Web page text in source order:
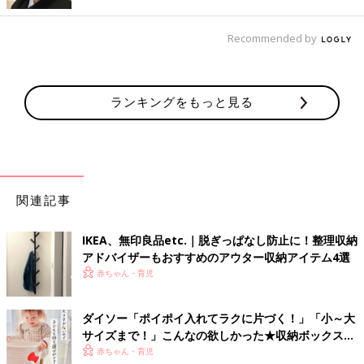
主にケア用品を収納する「ポリプロピレン収納キャリーボック
ス」。細かく仕切られているのでケア用品を分別して収納するの
に最適です。ボトル容器やチューブなどを入れても、傾きにくい
ちょうど良い深さ！ カラーは半透明とホワイトグレーが選べま
す。
Recommended by
ランキングをもっと見る
関連記事
IKEA、無印良品etc.｜脱ぎっぱなし防止に！整理収納
アドバイザーもおすすめのアウター収納アイテム4選
赤ちゃん・育児
ダイソー「ポイポイ入れてラクに片づく！」「小～大
サイズまで！」こんなの欲しかった★収納ボックス4
選 赤ちゃん・育児